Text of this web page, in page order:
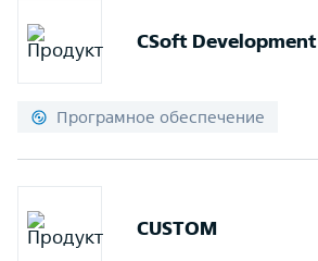
CSoft Development
Програмное обеспечение
CUSTOM